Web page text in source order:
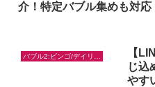
介！特定バブル集めも対応
【
じ込
やす